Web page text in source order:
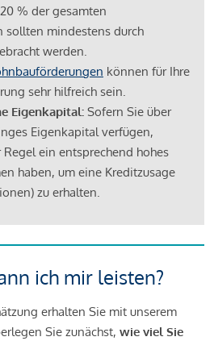
% der gesamten
sollten mindestens durch
werden.
können für Ihre
sehr hilfreich sein.
Eigenkapital: Sofern Sie über
Eigenkapital verfügen,
Regel ein entsprechend hohes
haben, um eine Kreditzusage
zu erhalten.
ich mir leisten?
erhalten Sie mit unserem
Sie zunächst, wie viel Sie